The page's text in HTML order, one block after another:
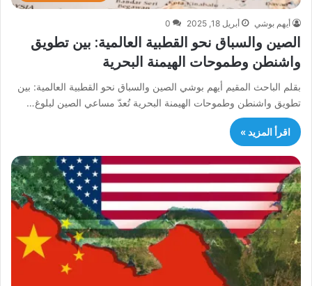
أيهم بوشي أبريل 18, 2025 0
الصين والسباق نحو القطبية العالمية: بين تطويق
واشنطن وطموحات الهيمنة البحرية
بقلم الباحث المقيم أيهم بوشي الصين والسباق نحو القطبية العالمية: بين
تطويق واشنطن وطموحات الهيمنة البحرية تُعدّ مساعي الصين لبلوغ…
اقرأ المزيد »